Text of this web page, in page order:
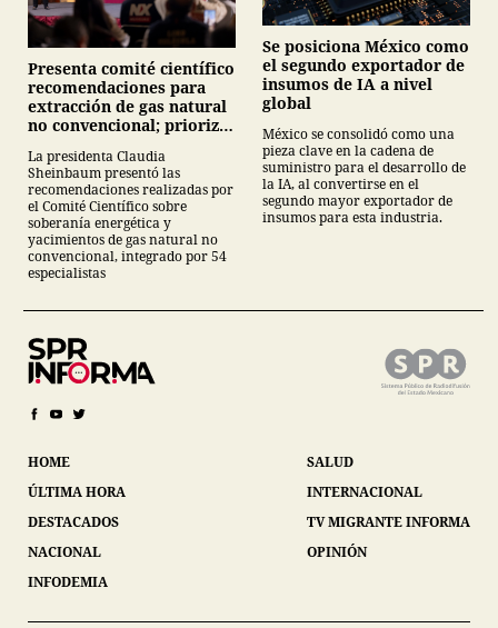
Presenta comité científico
recomendaciones para
extracción de gas natural
no convencional; prioriza
descarta yacimiento
Tampico-Misantla
La presidenta Claudia
Sheinbaum presentó las
recomendaciones realizadas por
el Comité Científico sobre
soberanía energética y
yacimientos de gas natural no
convencional, integrado por 54
especialistas
Se posiciona México como
el segundo exportador de
insumos de IA a nivel
global
México se consolidó como una
pieza clave en la cadena de
suministro para el desarrollo de
la IA, al convertirse en el
segundo mayor exportador de
insumos para esta industria.
HOME
ÚLTIMA HORA
DESTACADOS
NACIONAL
INFODEMIA
SALUD
INTERNACIONAL
TV MIGRANTE INFORMA
OPINIÓN